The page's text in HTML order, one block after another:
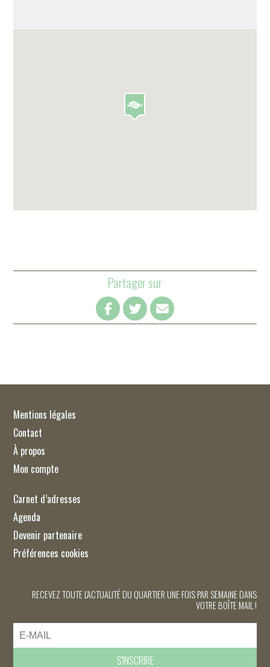
Partager sur
Mentions légales
Contact
À propos
Mon compte
Carnet d’adresses
Agenda
Devenir partenaire
Préférences cookies
RECEVEZ TOUTE L'ACTUALITÉ DU QUARTIER UNE FOIS PAR SEMAINE DANS
VOTRE BOÎTE MAIL !